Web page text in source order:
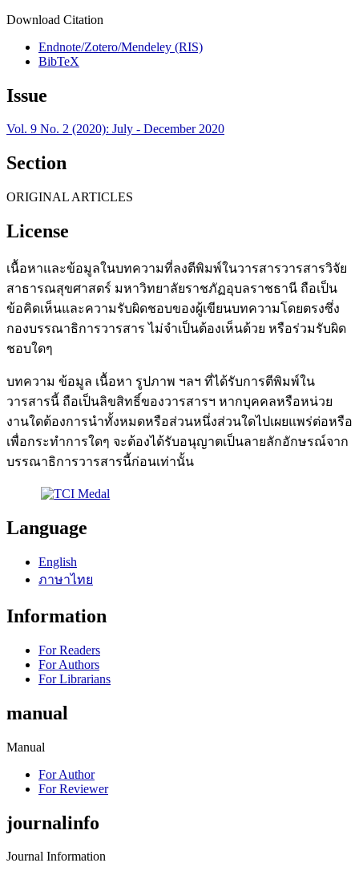
Download Citation
Endnote/Zotero/Mendeley (RIS)
BibTeX
Issue
Vol. 9 No. 2 (2020): July - December 2020
Section
ORIGINAL ARTICLES
License
เนื้อหาและข้อมูลในบทความที่ลงตีพิมพ์ในวารสารวารสารวิจัย
สาธารณสุขศาสตร์ มหาวิทยาลัยราชภัฏอุบลราชธานี ถือเป็น
ข้อคิดเห็นและความรับผิดชอบของผู้เขียนบทความโดยตรงซึ่ง
กองบรรณาธิการวารสาร ไม่จำเป็นต้องเห็นด้วย หรือร่วมรับผิด
ชอบใดๆ
บทความ ข้อมูล เนื้อหา รูปภาพ ฯลฯ ที่ได้รับการตีพิมพ์ใน
วารสารนี้ ถือเป็นลิขสิทธิ์ของวารสารฯ หากบุคคลหรือหน่วย
งานใดต้องการนำทั้งหมดหรือส่วนหนึ่งส่วนใดไปเผยแพร่ต่อหรือ
เพื่อกระทำการใดๆ จะต้องได้รับอนุญาตเป็นลายลักอักษรณ์จาก
บรรณาธิการวารสารนี้ก่อนเท่านั้น
Language
English
ภาษาไทย
Information
For Readers
For Authors
For Librarians
manual
Manual
For Author
For Reviewer
journalinfo
Journal Information